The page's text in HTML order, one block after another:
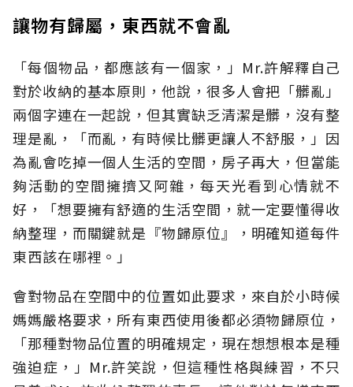
讓物有歸屬，東西就不會亂
「每個物品，都應該有一個家，」Mr.許解釋自己
對於收納的基本原則，他說，很多人會把「髒亂」
兩個字連在一起說，但其實缺乏清潔是髒，沒有整
理是亂，「而亂，有時候比髒更讓人不舒服，」因
為亂會吃掉一個人生活的空間，房子再大，但當能
夠活動的空間擁擠又阿雜，每天光看到心情就不
好，「想要擁有舒適的生活空間，就一定要懂得收
納整理，而關鍵就是『物歸原位』，明確知道每件
東西該在哪裡。」
會對物品在空間中的位置如此要求，來自於小時候
媽媽嚴格要求，所有東西使用後都必須物歸原位，
「那種對物品位置的明確規定，現在想想根本是種
強迫症，」Mr.許笑說，但這種性格與練習，不只